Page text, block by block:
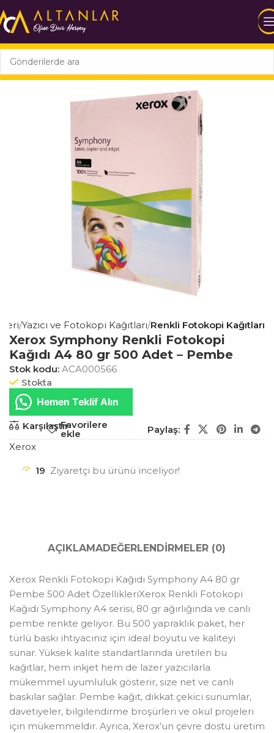
Yazıcı ve Fotokopi Kağıtları Renkli Fotokopi Kağıtları
Xerox Symphony Renkli Fotokopi
Kağıdı A4 80 gr 500 Adet – Pembe
Stok kodu: ACA000566
Stokta
Hemen Teklif Alın
KarşılaştırFavorilere
ekle
Paylaş:
Xerox
19 Ziyaretçi bu ürünü inceliyor!
AÇIKLAMADEĞERLENDIRMELER (0)
Xerox Renkli Fotokopi Kağıdı Symphony A4 80 gr
Pembe 500 Adet ÖzellikleriXerox Renkli Fotokopi
Kağıdı Symphony A4 serisi, 80 gr ağırlığında ve canlı
pembe renkte geliyor. Bu 500 yapraklık paket, her
türlü baskı ihtiyacınız için ideal boyutu ve kaliteyi
sunar. Yüksek kalite standartlarında üretilen bu
kağıtlar, hem inkjet hem de lazer yazıcılarla
mükemmel uyumluluk gösterir, size net ve canlı
baskılar sağlar. Pembe kağıt, dikkat çekici sunumlar,
davetiyeler, bilgilendirme broşürleri ve okul projeleri
için mükemmeldir. Ayrıca, Xerox’un çevre dostu üretim